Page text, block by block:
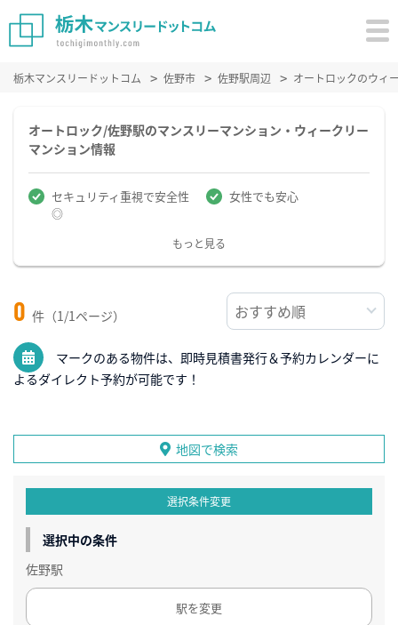
栃木マンスリードットコム 佐野市 佐野駅周辺 オートロックのウィ
オートロック/佐野駅のマンスリーマンション・ウィークリー
マンション情報
セキュリティ重視で安全性
◎
女性でも安心
もっと見る
0 件（1/1ページ）
マークのある物件は、即時見積書発行＆予約カレンダーに
よるダイレクト予約が可能です！
地図で検索
選択条件変更
選択中の条件
佐野駅
駅を変更